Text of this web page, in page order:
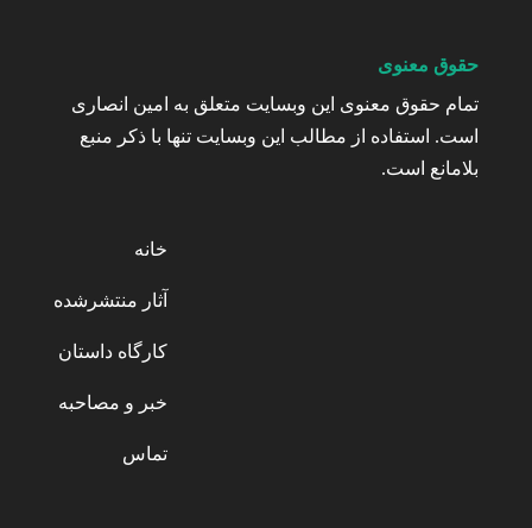
حقوق معنوی
تمام حقوق معنوی این وبسایت متعلق به امین انصاری
است. استفاده از مطالب این وبسایت تنها با ذکر منبع
بلامانع است.
خانه
آثار منتشرشده
کارگاه داستان
خبر و مصاحبه
تماس